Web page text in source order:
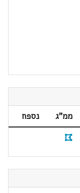
ממ"ג
נספח